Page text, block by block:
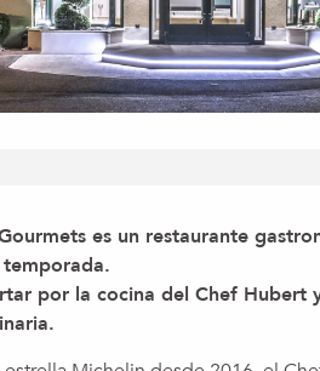
es un restaurante
por la cocina del Chef Hubert